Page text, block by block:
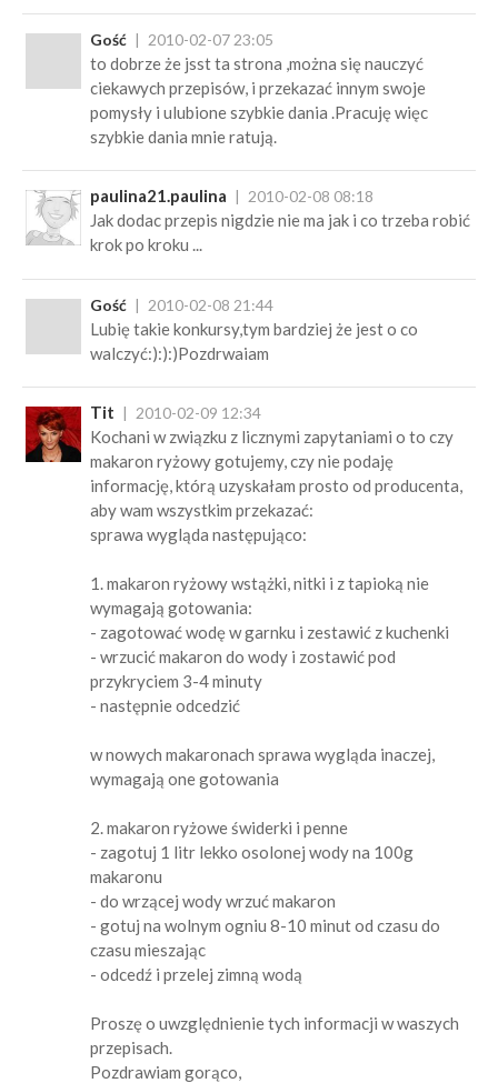
Gość 2010-02-07 23:05
to dobrze że jsst ta strona ,można się nauczyć
ciekawych przepisów, i przekazać innym swoje
pomysły i ulubione szybkie dania .Pracuję więc
szybkie dania mnie ratują.
paulina21.paulina 2010-02-08 08:18
Jak dodac przepis nigdzie nie ma jak i co trzeba robić
krok po kroku ...
Gość 2010-02-08 21:44
Lubię takie konkursy,tym bardziej że jest o co
walczyć:):):)Pozdrwaiam
Tit 2010-02-09 12:34
Kochani w związku z licznymi zapytaniami o to czy
makaron ryżowy gotujemy, czy nie podaję
informację, którą uzyskałam prosto od producenta,
aby wam wszystkim przekazać:
sprawa wygląda następująco:
1. makaron ryżowy wstążki, nitki i z tapioką nie
wymagają gotowania:
- zagotować wodę w garnku i zestawić z kuchenki
- wrzucić makaron do wody i zostawić pod
przykryciem 3-4 minuty
- następnie odcedzić
w nowych makaronach sprawa wygląda inaczej,
wymagają one gotowania
2. makaron ryżowe świderki i penne
- zagotuj 1 litr lekko osolonej wody na 100g
makaronu
- do wrzącej wody wrzuć makaron
- gotuj na wolnym ogniu 8-10 minut od czasu do
czasu mieszając
- odcedź i przelej zimną wodą
Proszę o uwzględnienie tych informacji w waszych
przepisach.
Pozdrawiam gorąco,